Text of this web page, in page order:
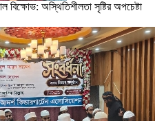
বিক্ষোভ: অস্থিতিশীলতা সৃষ্টির অপচেষ্টা